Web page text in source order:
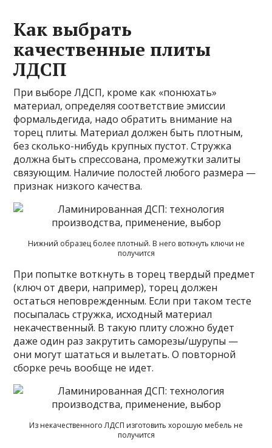
Как выбрать
качественные плиты
ЛДСП
При выборе ЛДСП, кроме как «понюхать»
материал, определяя соответствие эмиссии
формальдегида, надо обратить внимание на
торец плиты. Материал должен быть плотным,
без сколько-нибудь крупных пустот. Стружка
должна быть спрессована, промежутки залиты
связующим. Наличие полостей любого размера —
признак низкого качества.
Нижний образец более плотный. В него воткнуть ключи не
получится
При попытке воткнуть в торец твердый предмет
(ключ от двери, например), торец должен
остаться неповрежденным. Если при таком тесте
посыпалась стружка, исходный материал
некачественный. В такую плиту сложно будет
даже один раз закрутить саморезы/шурупы —
они могут шататься и вылетать. О повторной
сборке речь вообще не идет.
Из некачественного ЛДСП изготовить хорошую мебель не
получится